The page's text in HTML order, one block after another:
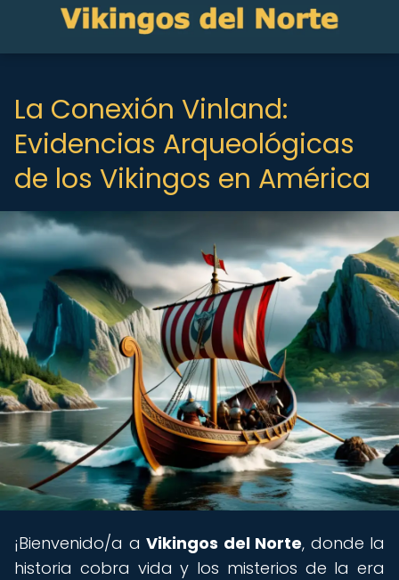
La Conexión Vinland:
Evidencias Arqueológicas
de los Vikingos en América
¡Bienvenido/a a Vikingos del Norte, donde la
historia cobra vida y los misterios de la era